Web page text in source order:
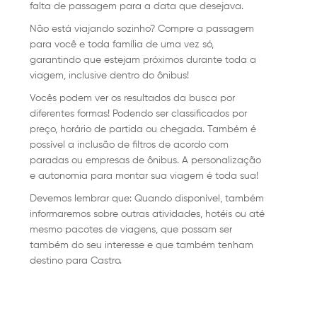
falta de passagem para a data que desejava.
Não está viajando sozinho? Compre a passagem
para você e toda família de uma vez só,
garantindo que estejam próximos durante toda a
viagem, inclusive dentro do ônibus!
Vocês podem ver os resultados da busca por
diferentes formas! Podendo ser classificados por
preço, horário de partida ou chegada. Também é
possível a inclusão de filtros de acordo com
paradas ou empresas de ônibus. A personalização
e autonomia para montar sua viagem é toda sua!
Devemos lembrar que: Quando disponível, também
informaremos sobre outras atividades, hotéis ou até
mesmo pacotes de viagens, que possam ser
também do seu interesse e que também tenham
destino para Castro.